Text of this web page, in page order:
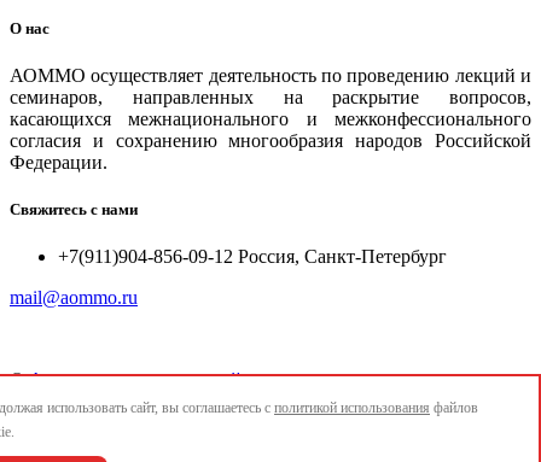
О нас
АОММО осуществляет деятельность по проведению лекций и
семинаров, направленных на раскрытие вопросов,
касающихся межнационального и межконфессионального
согласия и сохранению многообразия народов Российской
Федерации.
Свяжитесь с нами
+7(911)904-856-09-12 Россия, Санкт-Петербург
mail@aommo.ru
© Ассоциация организаций по реализации национальных
проектов и достижению национальных целей развития
использовать сайт, вы соглашаетесь с политикой использования файлов